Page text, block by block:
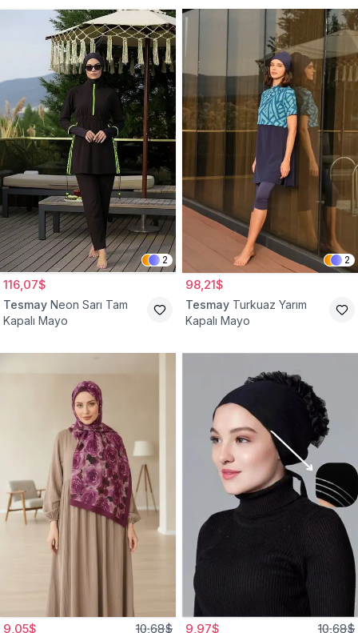
2
116,07$
Tesmay Neon Sarı Tam
Kapalı Mayo
2
98,21$
Tesmay Turkuaz Yarım
Kapalı Mayo
9,05$ 10,68$ 9,97$ 10,68$